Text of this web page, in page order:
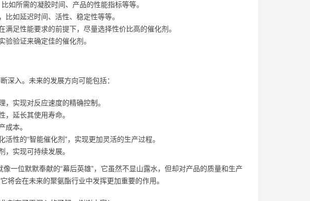
如所需的凝胶时间、产品的性能指标等等。
如延迟时间、活性、稳定性等等。
满足性能要求的前提下，尽量选择性价比高的催化剂。
验验证来确定佳的催化剂。
深入。未来的发展方向可能包括：
，实现对反应速度的精确控制。
，延长其使用寿命。
成本。
性的“智能催化剂”，实现更加灵活的生产过程。
，实现可持续发展。
一位默默奉献的“幕后英雄”，它虽然不显山露水，但却对产品的质量和生产
将会在未来的聚氨酯行业中发挥更加重要的作用。